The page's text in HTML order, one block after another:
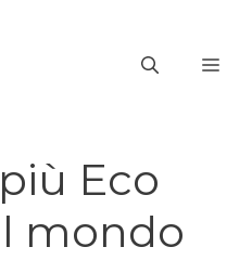
Eco
mondo